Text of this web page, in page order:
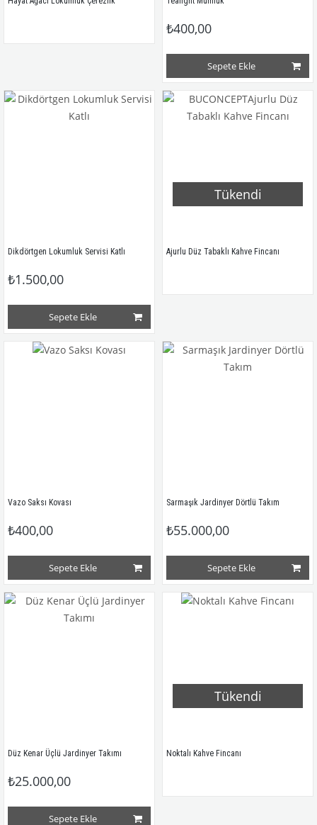
₺400,00
Sepete Ekle
Dikdörtgen Lokumluk Servisi Katlı
₺1.500,00
Sepete Ekle
Tükendi
Ajurlu Düz Tabaklı Kahve Fincanı
Vazo Saksı Kovası
₺400,00
Sepete Ekle
Sarmaşık Jardinyer Dörtlü Takım
₺55.000,00
Sepete Ekle
Düz Kenar Üçlü Jardinyer Takımı
₺25.000,00
Sepete Ekle
Tükendi
Noktalı Kahve Fincanı